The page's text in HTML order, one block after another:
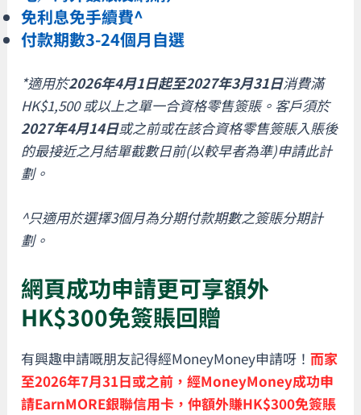
免利息免手續費^
付款期數3-24個月自選
*適用於2026年4月1日起至2027年3月31日消費滿
HK$1,500 或以上之單一合資格零售簽賬。客戶須於
2027年4月14日或之前或在該合資格零售簽賬入賬後
的最接近之月結單截數日前(以較早者為準)申請此計
劃。
^只適用於選擇3個月為分期付款期數之簽賬分期計
劃。
網頁成功申請更可享額外
HK$300免簽賬回贈
有興趣申請嘅朋友記得經MoneyMoney申請呀！而家
至2026年7月31日或之前，經MoneyMoney成功申
請EarnMORE銀聯信用卡，仲額外賺HK$300免簽賬